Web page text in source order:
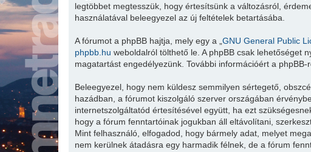
legtöbbet megtesszük, hogy értesítsünk a változásról,
használatával beleegyezel az új feltételek betartásába.
A fórumot a phpBB hajtja, mely egy a „GNU General Public
phpbb.hu weboldalról tölthető le. A phpBB csak lehetőséget
magatartást engedélyezünk. További információért a
Beleegyezel, hogy nem küldesz semmilyen sértegető,
hazádban, a fórumot kiszolgáló szerver országában
internetszolgáltatód értesítésével együtt, ha ezt
hogy a fórum fenntartóinak jogukban áll eltávolítani,
Mint felhasználó, elfogadod, hogy bármely adat, melyet
nem kerülnek átadásra egy harmadik félnek, de a fórum